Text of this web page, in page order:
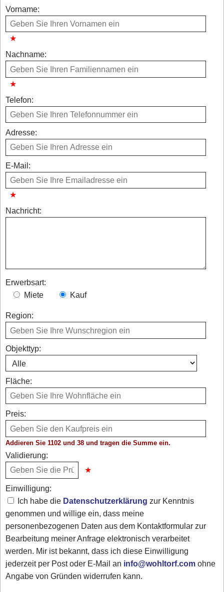
Vorname:
Nachname:
Telefon:
Adresse:
E-Mail:
Nachricht:
Erwerbsart:
Miete
Kauf
Region:
Objekttyp:
Fläche:
Preis:
Addieren Sie 1102 und 38 und tragen die Summe ein.
Validierung:
Einwilligung:
Ich habe die Datenschutzerklärung zur Kenntnis
genommen und willige ein, dass meine
personenbezogenen Daten aus dem Kontaktformular zur
Bearbeitung meiner Anfrage elektronisch verarbeitet
werden. Mir ist bekannt, dass ich diese Einwilligung
jederzeit per Post oder E-Mail an info@wohltorf.comohne
Angabe von Gründen widerrufen kann.